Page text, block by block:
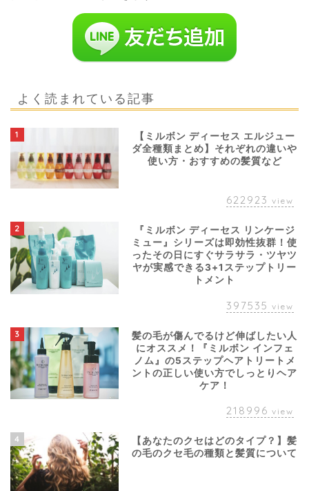
よく読まれている記事
1
【ミルボン ディーセス エルジュー
ダ全種類まとめ】それぞれの違いや
使い方・おすすめの髪質など
622923 view
2
『ミルボン ディーセス リンケージ
ミュー』シリーズは即効性抜群！使
ったその日にすぐサラサラ・ツヤツ
ヤが実感できる3+1ステップトリー
トメント
397535 view
3
髪の毛が傷んでるけど伸ばしたい人
にオススメ！『ミルボン インフェ
ノム』の5ステップヘアトリートメ
ントの正しい使い方でしっとりヘア
ケア！
218996 view
4
【あなたのクセはどのタイプ？】髪
の毛のクセ毛の種類と髪質について